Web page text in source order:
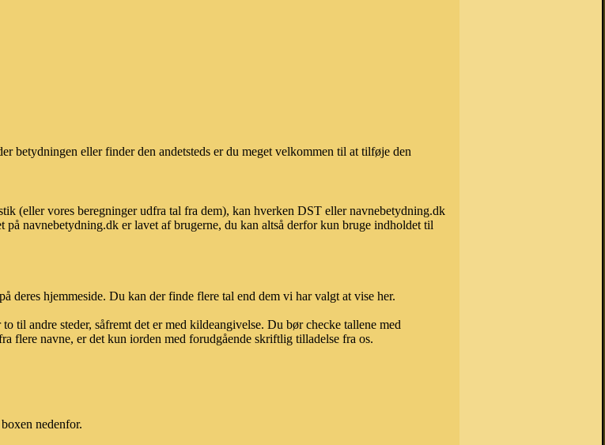
betydningen eller finder den andetsteds er du meget velkommen til at tilføje den
(eller vores beregninger udfra tal fra dem), kan hverken DST eller navnebetydning.dk
navnebetydning.dk er lavet af brugerne, du kan altså derfor kun bruge indholdet til
deres hjemmeside. Du kan der finde flere tal end dem vi har valgt at vise her.
til andre steder, såfremt det er med kildeangivelse. Du bør checke tallene med
flere navne, er det kun iorden med forudgående skriftlig tilladelse fra os.
nedenfor.